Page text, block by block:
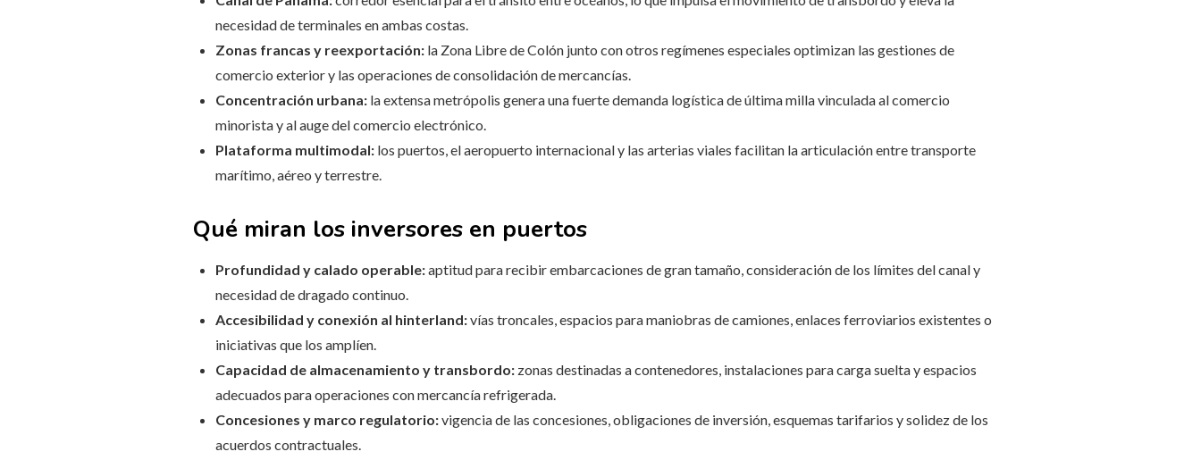
necesidad de terminales en ambas costas.
Zonas francas y reexportación: la Zona Libre de Colón junto con otros regímenes especiales optimizan las gestiones de
comercio exterior y las operaciones de consolidación de mercancías.
Concentración urbana: la extensa metrópolis genera una fuerte demanda logística de última milla vinculada al comercio
minorista y al auge del comercio electrónico.
Plataforma multimodal: los puertos, el aeropuerto internacional y las arterias viales facilitan la articulación entre transporte
marítimo, aéreo y terrestre.
Qué miran los inversores en puertos
Profundidad y calado operable:aptitud para recibir embarcaciones de gran tamaño, consideración de los límites del canal y
necesidad de dragado continuo.
Accesibilidad y conexión al hinterland:vías troncales, espacios para maniobras de camiones, enlaces ferroviarios existentes o
iniciativas que los amplíen.
Capacidad de almacenamiento y transbordo: zonas destinadas a contenedores, instalaciones para carga suelta y espacios
adecuados para operaciones con mercancía refrigerada.
Concesiones y marco regulatorio:vigencia de las concesiones, obligaciones de inversión, esquemas tarifarios y solidez de los
acuerdos contractuales.